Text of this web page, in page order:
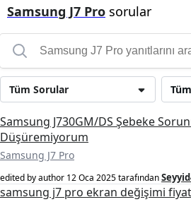
Samsung J7 Pro sorular
Tüm Sorular
Samsung J730GM/DS Şebeke
Düşüremiyorum
Samsung J7 Pro
edited by author 12 Oca 2025tarafından
samsung j7 pro ekran değişimi